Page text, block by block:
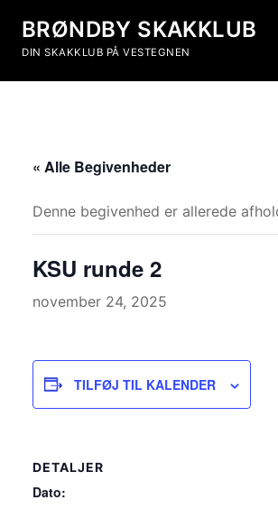
BRØNDBY SKAKKLUB
DIN SKAKKLUB PÅ VESTEGNEN
« Alle Begivenheder
Denne begivenhed er allerede
KSU runde 2
november 24, 2025
TILFØJ TIL KALENDER
DETALJER
Dato: